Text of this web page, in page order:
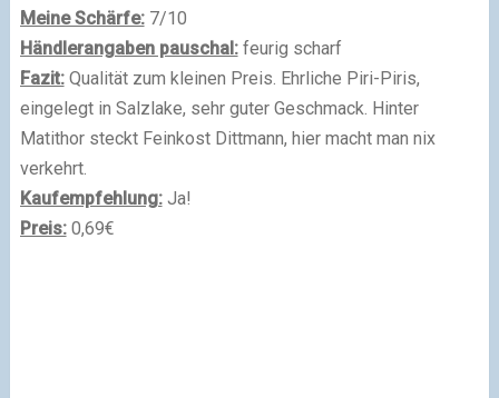
Meine Schärfe:7/10
Händlerangaben pauschal:feurig scharf
Fazit:Qualität zum kleinen Preis. Ehrliche Piri-Piris,
eingelegt in Salzlake, sehr guter Geschmack. Hinter
Matithor steckt Feinkost Dittmann, hier macht man nix
verkehrt.
Kaufempfehlung:Ja!
Preis:0,69€